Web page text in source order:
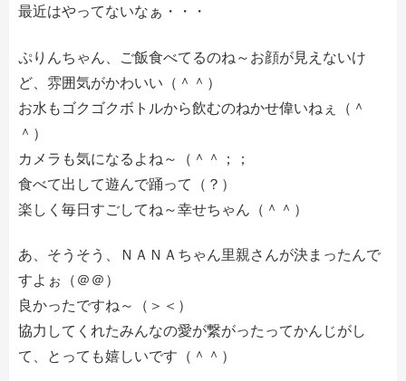
最近はやってないなぁ・・・
ぷりんちゃん、ご飯食べてるのね～お顔が見えないけ
ど、雰囲気がかわいい（＾＾）
お水もゴクゴクボトルから飲むのねかせ偉いねぇ（＾
＾）
カメラも気になるよね～（＾＾；；
食べて出して遊んで踊って（？）
楽しく毎日すごしてね～幸せちゃん（＾＾）
あ、そうそう、ＮＡＮＡちゃん里親さんが決まったんで
すよぉ（＠＠）
良かったですね～（＞＜）
協力してくれたみんなの愛が繋がったってかんじがし
て、とっても嬉しいです（＾＾）